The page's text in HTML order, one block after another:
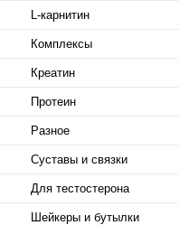
L-карнитин
Комплексы
Креатин
Протеин
Разное
Суставы и связки
Для тестостерона
Шейкеры и бутылки